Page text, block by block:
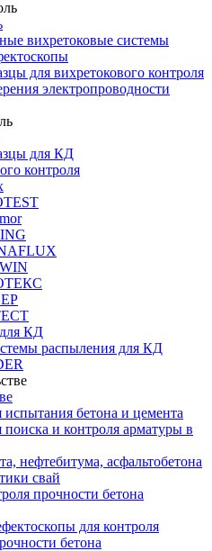
вихретоковые системы
для вихретокового контроля
электропроводности
для КД
контроля
КД
распыления для КД
бетона и цемента
и контроля арматуры в
нефтебитума, асфальтобетона
свай
прочности бетона
для контроля
бетона